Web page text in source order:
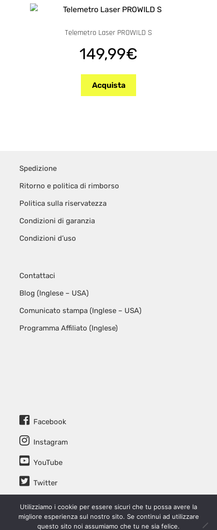
r
Telemetro Laser PROWILD S
149,99€
Acquista
Spedizione
Ritorno e politica di rimborso
Politica sulla riservatezza
Condizioni di garanzia
Condizioni d’uso
Contattaci
Blog (Inglese – USA)
Comunicato stampa (Inglese – USA)
Programma Affiliato (Inglese)
Facebook
Instagram
YouTube
Twitter
Utilizziamo i cookie per essere sicuri che tu possa avere la
migliore esperienza sul nostro sito. Se continui ad utilizzare
questo sito noi assumiamo che tu ne sia felice.